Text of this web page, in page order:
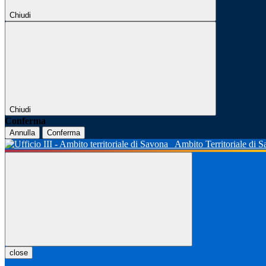
Chiudi
Chiudi
Conferma
Annulla Conferma
Ambito Territoriale di
close